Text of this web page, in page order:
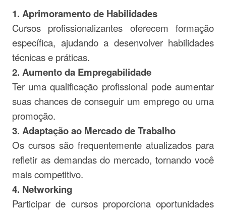
1. Aprimoramento de Habilidades
Cursos profissionalizantes oferecem formação
específica, ajudando a desenvolver habilidades
técnicas e práticas.
2. Aumento da Empregabilidade
Ter uma qualificação profissional pode aumentar
suas chances de conseguir um emprego ou uma
promoção.
3. Adaptação ao Mercado de Trabalho
Os cursos são frequentemente atualizados para
refletir as demandas do mercado, tornando você
mais competitivo.
4. Networking
Participar de cursos proporciona oportunidades